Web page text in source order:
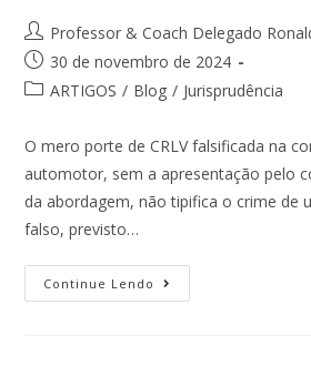
Professor & Coach Delegado
30 de novembro de 2024
ARTIGOS / Blog / Jurisprudência
O mero porte de CRLV falsificada na
automotor, sem a apresentação pelo
da abordagem, não tipifica o crime de
falso, previsto…
Continue Lendo